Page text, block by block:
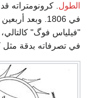
الطول .
في 1806. وبعد أربعين سنة من وفاته، وصف الروائي
"فيلياس فوگ"
في تصرفاته بدقة مثل